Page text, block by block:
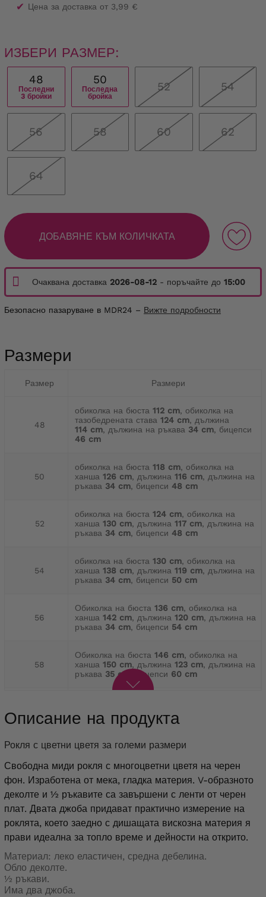
✔ Цена за доставка от 3,99 €
ИЗБЕРИ РАЗМЕР:
48
Последни
3 бройки
50
Последна
бройка
52 54
56 58 60 62
64
ДОБАВЯНЕ КЪМ КОЛИЧКАТА
Очаквана доставка 2026-08-12 - поръчайте до 15:00
Безопасно пазаруване в MDR24 – Вижте подробности
Размери
Размер Размери
48
обиколка на бюста 112 cm, обиколка на
тазобедрената става 124 cm, дължина
114 cm, дължина на ръкава 34 cm, бицепси
46 cm
50
обиколка на бюста 118 cm, обиколка на
ханша 126 cm, дължина 116 cm, дължина на
ръкава 34 cm, бицепси 48 cm
52
обиколка на бюста 124 cm, обиколка на
ханша 130 cm, дължина 117 cm, дължина на
ръкава 34 cm, бицепси 48 cm
54
обиколка на бюста 130 cm, обиколка на
ханша 138 cm, дължина 119 cm, дължина на
ръкава 34 cm, бицепси 50 cm
56
Обиколка на бюста 136 cm, обиколка на
ханша 142 cm, дължина 120 cm, дължина на
ръкава 34 cm, бицепси 54 cm
58
Обиколка на бюста 146 cm, обиколка на
ханша 150 cm, дължина 123 cm, дължина на
ръкава 35 cm , бицепси 60 cm
ръкава
35 cm, бицепси 62 cm
Обиколка на бюста 154 cm, обиколка на
ръкава 35 cm, бицепси 66 cm
64
Обиколка на бюста 162 cm, обиколка на
ханша 166 cm , дължина 125 cm, дължина на
ръкава 36 cm , бицепси 72 cm
Описание на продукта
Рокля с цветни цветя за големи размери
Свободна миди рокля с многоцветни цветя на черен
фон. Изработена от мека, гладка материя. V-образното
деколте и ½ ръкавите са завършени с ленти от черен
плат. Двата джоба придават практично измерение на
роклята, което заедно с дишащата вискозна материя я
прави идеална за топло време и дейности на открито.
Материал: леко еластичен, средна дебелина.
Обло деколте.
½ ръкави.
Има два джоба.